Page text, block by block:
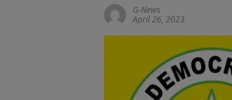
G-News
April 26, 2023